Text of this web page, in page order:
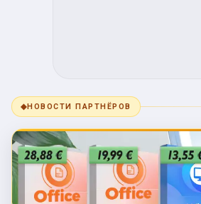
◆НОВОСТИ ПАРТНЁРОВ